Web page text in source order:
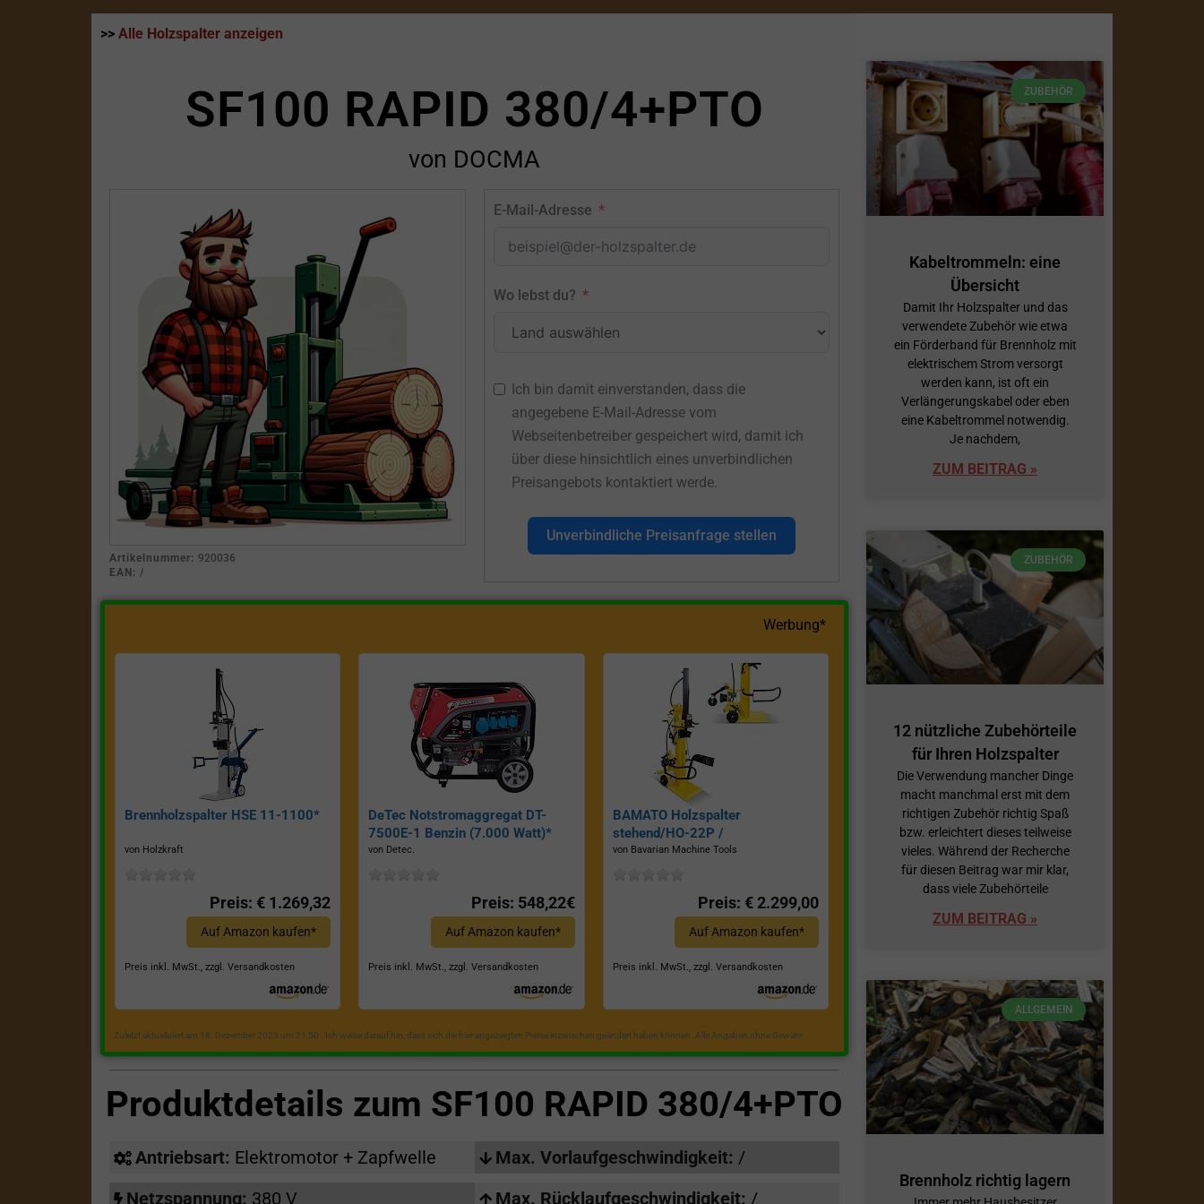
>> Alle Holzspalter anzeigen
SF100 RAPID 380/4+PTO
von DOCMA
Artikelnummer: 920036
EAN: /
E-Mail-Adresse
Wo lebst du?
Ich bin damit einverstanden, dass die
angegebene E-Mail-Adresse vom
Webseitenbetreiber gespeichert wird, damit ich
über diese hinsichtlich eines unverbindlichen
Preisangebots kontaktiert werde.
Unverbindliche Preisanfrage stellen
Werbung*
Brennholzspalter HSE 11-1100*
von Holzkraft
Preis: € 1.269,32
Auf Amazon kaufen*
Preis inkl. MwSt., zzgl. Versandkosten
DeTec Notstromaggregat DT-
7500E-1 Benzin (7.000 Watt)*
von Detec.
Preis: 548,22€
Auf Amazon kaufen*
Preis inkl. MwSt., zzgl. Versandkosten
BAMATO Holzspalter
stehend/HO-22P /
Zapfwellenantrieb, Inkl.
von Bavarian Machine Tools
Preis: € 2.299,00
Auf Amazon kaufen*
Preis inkl. MwSt., zzgl. Versandkosten
Zuletzt aktualisiert am 18. Dezember 2023 um 21:50 . Ich weise darauf hin, dass sich die hier angezeigten Preise inzwischen geändert haben können. Alle Angaben ohne Gewähr.
Produktdetails zum SF100 RAPID 380/4+PTO
Antriebsart: Elektromotor + Zapfwelle
Netzspannung: 380 V
Max. Vorlaufgeschwindigkeit: /
Max. Rücklaufgeschwindigkeit: /
ZUBEHÖR
Kabeltrommeln: eine
Übersicht
Damit Ihr Holzspalter und das
verwendete Zubehör wie etwa
ein Förderband für Brennholz mit
elektrischem Strom versorgt
werden kann, ist oft ein
Verlängerungskabel oder eben
eine Kabeltrommel notwendig.
Je nachdem,
ZUM BEITRAG »
ZUBEHÖR
12 nützliche Zubehörteile
für Ihren Holzspalter
Die Verwendung mancher Dinge
macht manchmal erst mit dem
richtigen Zubehör richtig Spaß
bzw. erleichtert dieses teilweise
vieles. Während der Recherche
für diesen Beitrag war mir klar,
dass viele Zubehörteile
ZUM BEITRAG »
ALLGEMEIN
Brennholz richtig lagern